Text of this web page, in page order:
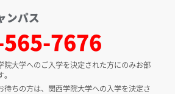
ンパス
7676
大学へのご入学を決定された方にのみお部
ちの方は、関西学院大学への入学を決定さ